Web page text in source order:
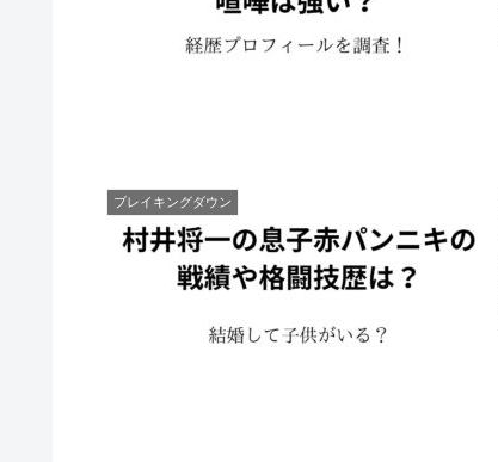
ブレイキングダウン